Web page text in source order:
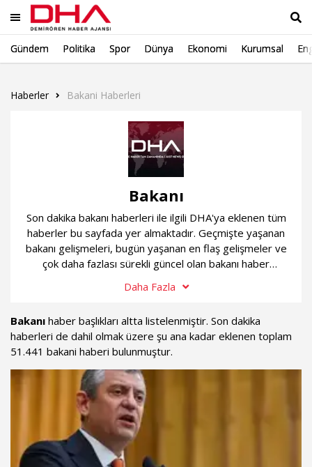
Gündem Politika Spor Dünya Ekonomi Kurumsal
Haberler Bakani Haberleri
Bakanı
Son dakika bakanı haberleri ile ilgili DHA'ya eklenen tüm
haberler bu sayfada yer almaktadır. Geçmişte yaşanan
bakanı gelişmeleri, bugün yaşanan en flaş gelişmeler ve
çok daha fazlası sürekli güncel olan bakanı haber
Daha Fazla
Bakanı haber başlıkları altta listelenmiştir. Son dakika
haberleri de dahil olmak üzere şu ana kadar eklenen toplam
51.441 bakani haberi bulunmuştur.